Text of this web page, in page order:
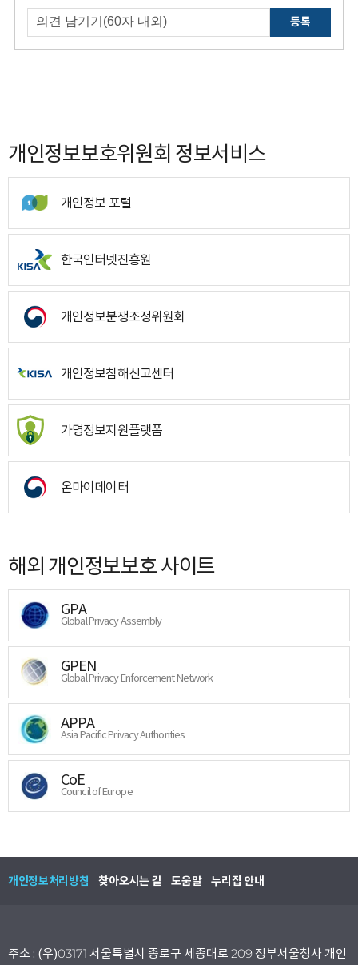
등록
개인정보보호위원회 정보서비스
개인정보 포털
한국인터넷진흥원
개인정보분쟁조정위원회
개인정보침해신고센터
가명정보지원플랫폼
온마이데이터
해외 개인정보보호 사이트
GPA
Global Privacy Assembly
GPEN
Global Privacy Enforcement Network
APPA
Asia Pacific Privacy Authorities
CoE
Council of Europe
개인정보처리방침 찾아오시는 길 도움말 누리집 안내
주소 : (우)03171 서울특별시 종로구 세종대로 209 정부서울청사 개인